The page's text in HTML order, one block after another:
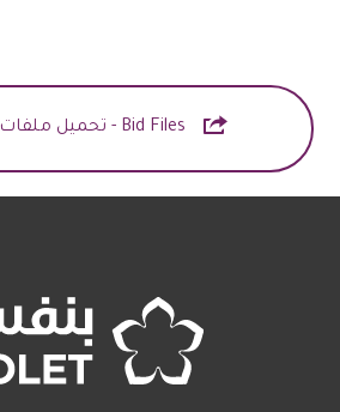
 Bid Files - تحميل ملفات المناقصة